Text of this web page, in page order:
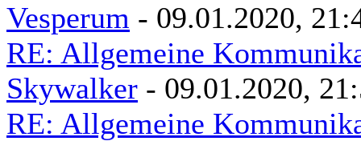
Vesperum - 09.01.2020,
RE: Allgemeine
Skywalker - 09.01.2020,
RE: Allgemeine